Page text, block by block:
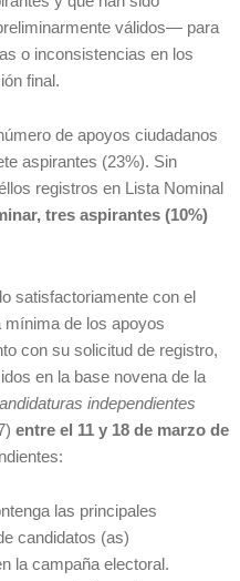
válidos— para
o inconsistencias en los
final.
de apoyos ciudadanos
aspirantes (23%). Sin
registros en Lista Nominal
tres aspirantes (10%)
satisfactoriamente con el
mínima de los apoyos
con su solicitud de registro,
en la base novena de la
independientes
entre el 11 y 18 de marzo de
las principales
candidatos (as)
la campaña electoral.